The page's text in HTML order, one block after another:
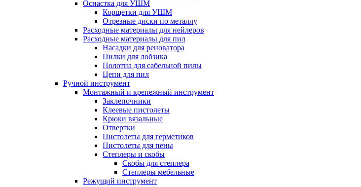
Оснастка для УШМ
Корщетки для УШМ
Отрезные диски по металлу
Расходные материалы для нейлеров
Расходные материалы для пил
Насадки для реноватора
Пилки для лобзика
Полотна для сабельной пилы
Цепи для пил
Ручной инструмент
Монтажный и крепежный инструмент
Заклепочники
Клеевые пистолеты
Крюки вязальные
Отвертки
Пистолеты для герметиков
Пистолеты для пены
Степлеры и скобы
Скобы для степлера
Степлеры мебельные
Режущий инструмент